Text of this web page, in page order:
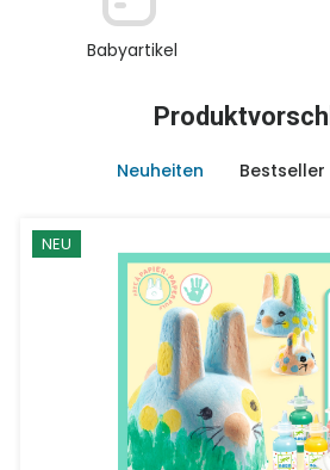
Babyartikel
Neuheiten Bestseller
NEU